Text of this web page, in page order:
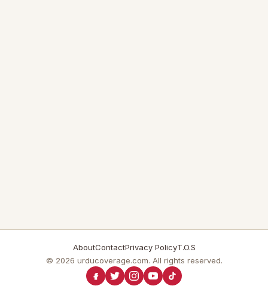
AboutContactPrivacy PolicyT.O.S
© 2026 urducoverage.com. All rights reserved.